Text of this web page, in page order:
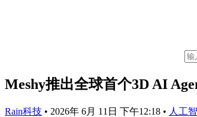
Meshy推出全球首个3D AI
Rain科技 • 2026年 6月 11日 下午12:18 • 人工